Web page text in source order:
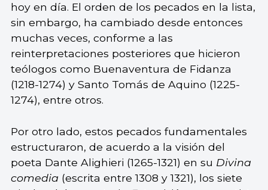
hoy en día. El orden de los pecados en la lista,
sin embargo, ha cambiado desde entonces
muchas veces, conforme a las
reinterpretaciones posteriores que hicieron
teólogos como Buenaventura de Fidanza
(1218-1274) y Santo Tomás de Aquino (1225-
1274), entre otros.
Por otro lado, estos pecados fundamentales
estructuraron, de acuerdo a la visión del
poeta Dante Alighieri (1265-1321) en su Divina
comedia (escrita entre 1308 y 1321), los siete